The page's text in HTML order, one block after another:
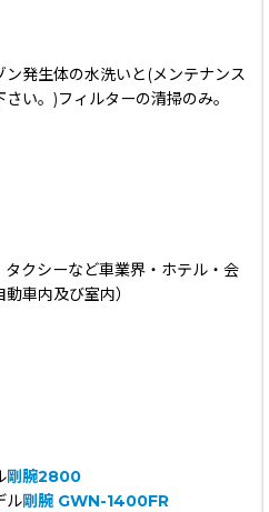
発生体の水洗いと(メンテナンス
い。)フィルターの清掃のみ。
クシーなど車業界・ホテル・会
車内及び室内）
剛腕2800
ル剛腕 GWN-1400FR